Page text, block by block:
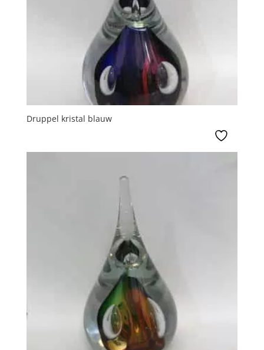
Druppel kristal blauw